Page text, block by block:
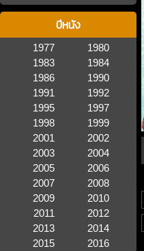
ปีหนัง
1977
1980
1983
1984
1986
1990
1991
1992
1995
1997
1998
1999
2001
2002
2003
2004
2005
2006
2007
2008
2009
2010
2011
2012
2013
2014
2015
2016